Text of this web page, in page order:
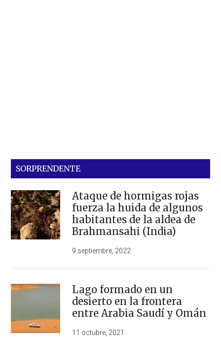
SORPRENDENTE
Ataque de hormigas rojas
fuerza la huida de algunos
habitantes de la aldea de
Brahmansahi (India)
9 septiembre, 2022
Lago formado en un
desierto en la frontera
entre Arabia Saudí y Omán
11 octubre, 2021